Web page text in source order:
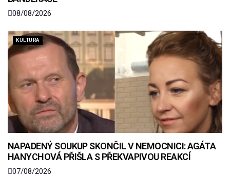
08/08/2026
KULTURA
NAPADENÝ SOUKUP SKONČIL V NEMOCNICI: AGÁTA
HANYCHOVÁ PŘIŠLA S PŘEKVAPIVOU REAKCÍ
07/08/2026